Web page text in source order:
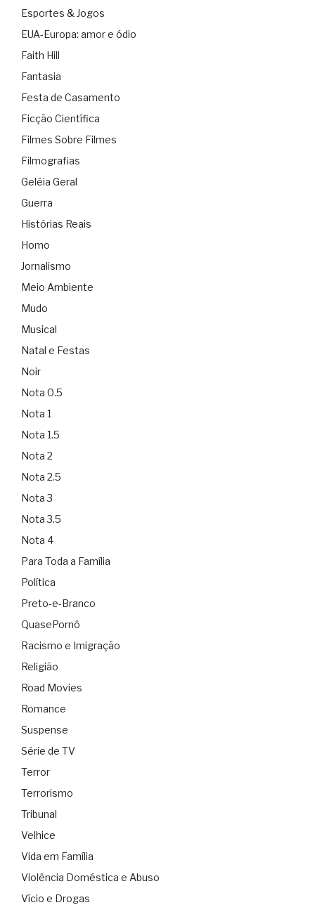
Esportes & Jogos
EUA-Europa: amor e ódio
Faith Hill
Fantasia
Festa de Casamento
Ficção Científica
Filmes Sobre Filmes
Filmografias
Geléia Geral
Guerra
Histórias Reais
Homo
Jornalismo
Meio Ambiente
Mudo
Musical
Natal e Festas
Noir
Nota 0.5
Nota 1
Nota 1.5
Nota 2
Nota 2.5
Nota 3
Nota 3.5
Nota 4
Para Toda a Família
Política
Preto-e-Branco
QuasePornô
Racismo e Imigração
Religião
Road Movies
Romance
Suspense
Série de TV
Terror
Terrorismo
Tribunal
Velhice
Vida em Família
Violência Doméstica e Abuso
Vício e Drogas